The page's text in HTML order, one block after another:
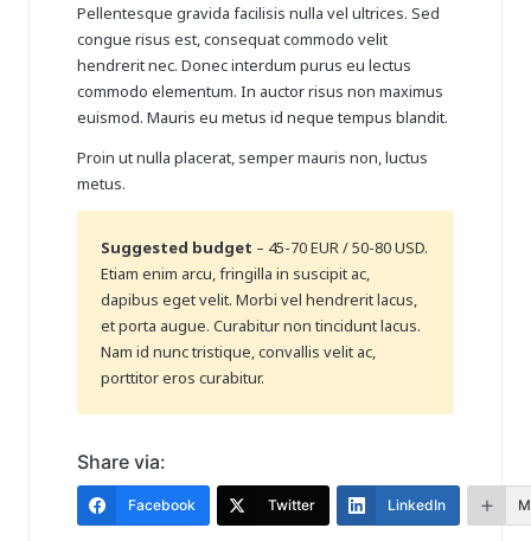
Pellentesque gravida facilisis nulla vel ultrices. Sed
congue risus est, consequat commodo velit
hendrerit nec. Donec interdum purus eu lectus
commodo elementum. In auctor risus non maximus
euismod. Mauris eu metus id neque tempus blandit.
Proin ut nulla placerat, semper mauris non, luctus
metus.
Suggested budget – 45-70 EUR / 50-80 USD.
Etiam enim arcu, fringilla in suscipit ac,
dapibus eget velit. Morbi vel hendrerit lacus,
et porta augue. Curabitur non tincidunt lacus.
Nam id nunc tristique, convallis velit ac,
porttitor eros curabitur.
Share via:
Facebook Twitter LinkedIn